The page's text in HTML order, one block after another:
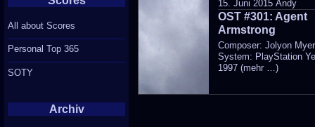
in
15. Juni 2015 Andy
OST #301: Agent
Armstrong
Composer: Jolyon
System: PlayStation
1997 (mehr …)
All about Scores
Personal Top 365
SOTY
Archiv